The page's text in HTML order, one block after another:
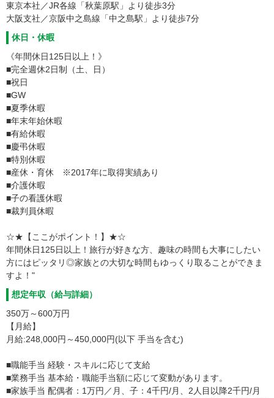
東京本社／JR各線「秋葉原駅」より徒歩3分
大阪支社／京阪中之島線「中之島駅」より徒歩7分
休日・休暇
《年間休日125日以上！》
■完全週休2日制（土、日）
■祝日
■GW
■夏季休暇
■年末年始休暇
■有給休暇
■慶弔休暇
■特別休暇
■産休・育休 ※2017年に取得実績あり
■介護休暇
■子の看護休暇
■裁判員休暇
☆★【ここがポイント！】★☆
年間休日125日以上！旅行が好きな方、趣味の時間も大事にしたい
方にはピッタリ◎家族との大切な時間もゆっくり取ることができま
すよ！"
想定年収（給与詳細）
350万～600万円
【月給】
月給:248,000円～450,000円(以下 手当を含む)
■職能手当 経験・スキルに応じて支給
■業務手当 基本給・職能手当額に応じて変動があります。
■家族手当 配偶者：1万円／月、子：4千円/月、2人目以降2千円/月